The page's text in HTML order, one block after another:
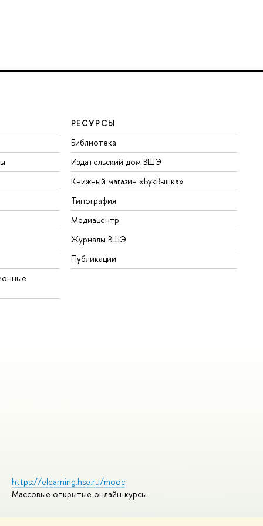
РЕСУРСЫ
Библиотека
Издательский дом ВШЭ
Книжный магазин «БукВышка»
Типография
Медиацентр
Журналы ВШЭ
Публикации
https://elearning.hse.ru/mooc
Массовые открытые онлайн-курсы